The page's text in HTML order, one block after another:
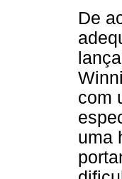
De
com
uma